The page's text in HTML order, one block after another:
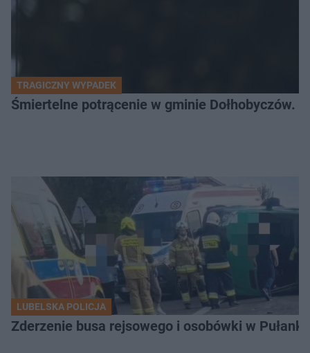
TRAGICZNY WYPADEK
Śmiertelne potrącenie w gminie Dołhobyczów.
LUBELSKA POLICJA
Zderzenie busa rejsowego i osobówki w